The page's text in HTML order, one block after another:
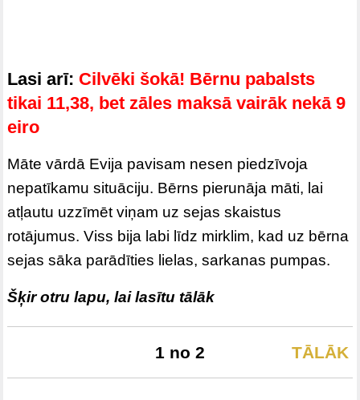
Lasi arī: Cilvēki šokā! Bērnu pabalsts
tikai 11,38, bet zāles maksā vairāk nekā 9
eiro
Māte vārdā Evija pavisam nesen piedzīvoja
nepatīkamu situāciju. Bērns pierunāja māti, lai
atļautu uzzīmēt viņam uz sejas skaistus
rotājumus. Viss bija labi līdz mirklim, kad uz bērna
sejas sāka parādīties lielas, sarkanas pumpas.
Šķir otru lapu, lai lasītu tālāk
TĀLĀK
1 no 2